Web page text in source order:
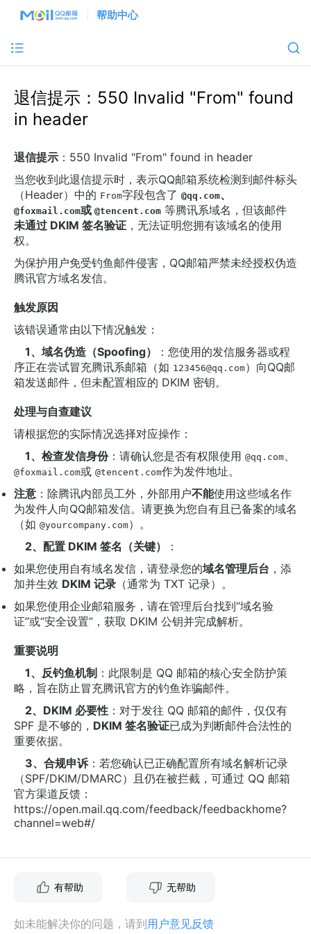
帮助中心
退信提示：550 Invalid "From" found
in header
退信提示 ：550 Invalid "From" found in header
当您收到此退信提示时，表示QQ邮箱系统检测到邮件标头
（Header）中的 From字段包含了 @qq.com、
@foxmail.com或 @tencent.com ​ 等腾讯系域名，但该邮件
未通过 DKIM 签名验证 ，无法证明您拥有该域名的使用
权。
为保护用户免受钓鱼邮件侵害，QQ邮箱严禁未经授权伪造
腾讯官方域名发信。
触发原因
该错误通常由以下情况触发：
1、域名伪造（Spoofing）
：您使用的发信服务器或程
序正在尝试冒充腾讯系邮箱（如 123456@qq.com）向QQ邮
箱发送邮件，但未配置相应的 DKIM 密钥。
处理与自查建议
请根据您的实际情况选择对应操作：
1、检查发信身份：请确认您是否有权限使用 @qq.com、
@foxmail.com或 @tencent.com作为发件地址。
注意 ：除腾讯内部员工外，外部用户不能使用这些域名作
为发件人向QQ邮箱发信。请更换为您自有且已备案的域名
（如 @yourcompany.com）。
2、配置 DKIM 签名（关键）
：
如果您使用自有域名发信，请登录您的域名管理后台 ，添
加并生效 DKIM 记录 （通常为 TXT 记录）。
如果您使用企业邮箱服务，请在管理后台找到“域名验
证”或“安全设置”，获取 DKIM 公钥并完成解析。
重要说明
1、反钓鱼机制 ：此限制是 QQ 邮箱的核心安全防护策
略，旨在防止冒充腾讯官方的钓鱼诈骗邮件。
2、DKIM 必要性 ：对于发往 QQ 邮箱的邮件，仅仅有
SPF 是不够的， DKIM 签名验证已成为判断邮件合法性的
重要依据。
3、合规申诉：若您确认已正确配置所有域名解析记录
（SPF/DKIM/DMARC）且仍在被拦截，可通过 QQ 邮箱
官方渠道反馈：
https://open.mail.qq.com/feedback/feedbackhome?
channel=web#/
有帮助 无帮助
如未能解决你的问题，请到用户意见反馈